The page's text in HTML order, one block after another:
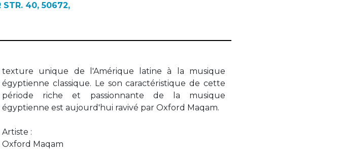
STR. 40, 50672,
texture unique de l'Amérique latine à la musique
égyptienne classique. Le son caractéristique de cette
égyptienne est aujourd'hui ravivé par Oxford Maqam.
Artiste :
Oxford Maqam